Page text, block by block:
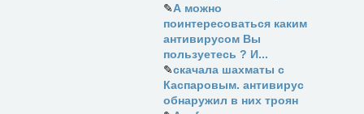
✎А можно
поинтересоваться каким
антивирусом Вы
пользуетесь ? И...
✎скачала шахматы с
Каспаровым. антивирус
обнаружил в них троян